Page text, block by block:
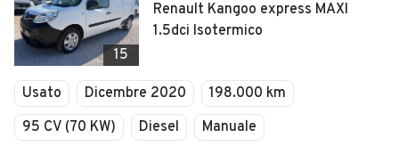
15
Renault Kangoo express MAXI
1.5dci Isotermico
Usato Dicembre 2020
198.000 km
95 CV (70 KW)
Diesel Manuale